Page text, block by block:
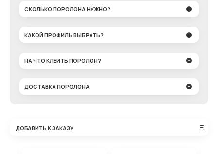
СКОЛЬКО ПОРОЛОНА НУЖНО?
КАКОЙ ПРОФИЛЬ ВЫБРАТЬ?
НА ЧТО КЛЕИТЬ ПОРОЛОН?
ДОСТАВКА ПОРОЛОНА
ДОБАВИТЬ К ЗАКАЗУ